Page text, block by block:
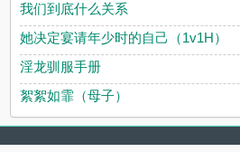
我们到底什么关系
她决定宴请年少时的自己（1v1H）
淫龙驯服手册
絮絮如霏（母子）